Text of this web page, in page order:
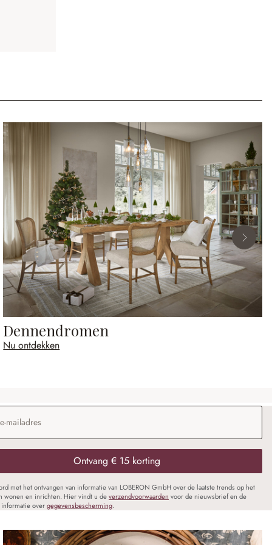
Dennendromen
Nu ontdekken
Ontvang € 15 korting
met het ontvangen van informatie van LOBERON GmbH over de laatste trends op het
wonen en inrichten. Hier vindt u deverzendvoorwaarden voor de nieuwsbrief en de
overgegevensbescherming.